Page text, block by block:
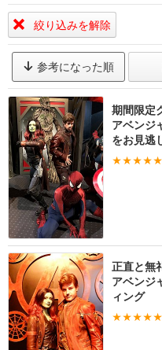
絞り込みを解除
参考になった順
期間限定
アベンジ
をお見逃
★★★★★
正直と無
アベンジ
ィング
★★★★★